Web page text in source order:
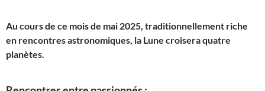
Au cours de ce mois de mai 2025, traditionnellement riche
en rencontres astronomiques, la Lune croisera quatre
planètes.